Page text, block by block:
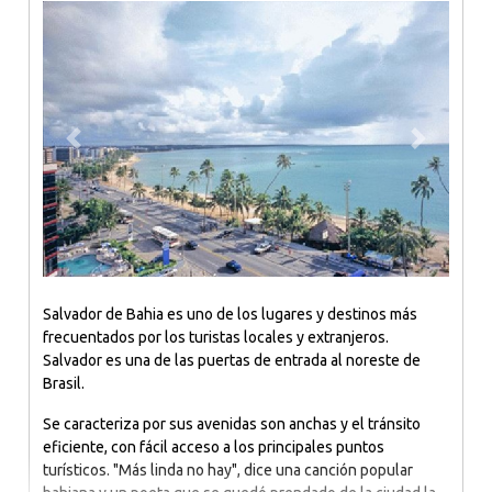
Previous Next
Salvador de Bahia es uno de los lugares y destinos más
frecuentados por los turistas locales y extranjeros.
Salvador es una de las puertas de entrada al noreste de
Brasil.
Se caracteriza por sus avenidas son anchas y el tránsito
eficiente, con fácil acceso a los principales puntos
turísticos. "Más linda no hay", dice una canción popular